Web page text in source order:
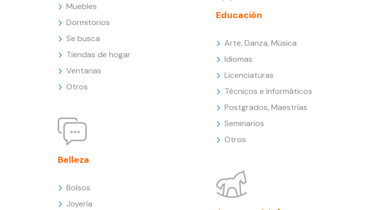
Muebles
Dormitorios
Se busca
Tiendas de hogar
Ventanas
Otros
Belleza
Bolsos
Joyería
Educación
Arte, Danza, Música
Idiomas
Licenciaturas
Técnicos e Informáticos
Postgrados, Maestrías
Seminarios
Otros